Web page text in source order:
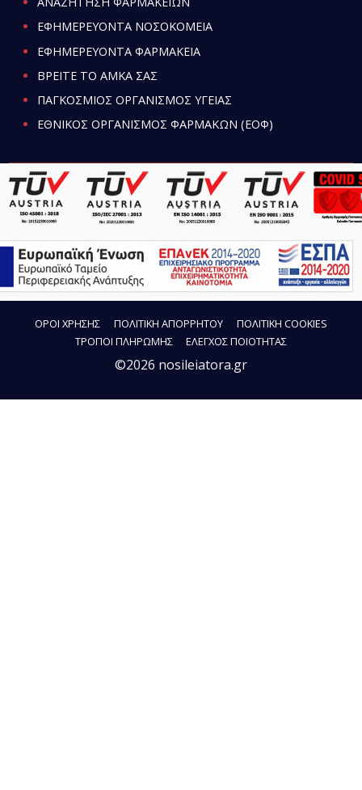
ΕΦΗΜΕΡΕΥΟΝΤΑ ΝΟΣΟΚΟΜΕΙΑ
ΕΦΗΜΕΡΕΥΟΝΤΑ ΦΑΡΜΑΚΕΙΑ
ΒΡΕΙΤΕ ΤΟ ΑΜΚΑ ΣΑΣ
ΠΑΓΚΟΣΜΙΟΣ ΟΡΓΑΝΙΣΜΟΣ ΥΓΕΙΑΣ
ΕΘΝΙΚΟΣ ΟΡΓΑΝΙΣΜΟΣ ΦΑΡΜΑΚΩΝ (ΕΟΦ)
ΟΡΟΙ ΧΡΗΣΗΣ ΠΟΛΙΤΙΚΗ ΑΠΟΡΡΗΤΟΥ
ΠΟΛΙΤΙΚΗ COOKIES
ΤΡΟΠΟΙ ΠΛΗΡΩΜΗΣ
ΕΛΕΓΧΟΣ ΠΟΙΟΤΗΤΑΣ
©2026 nosileiatora.gr